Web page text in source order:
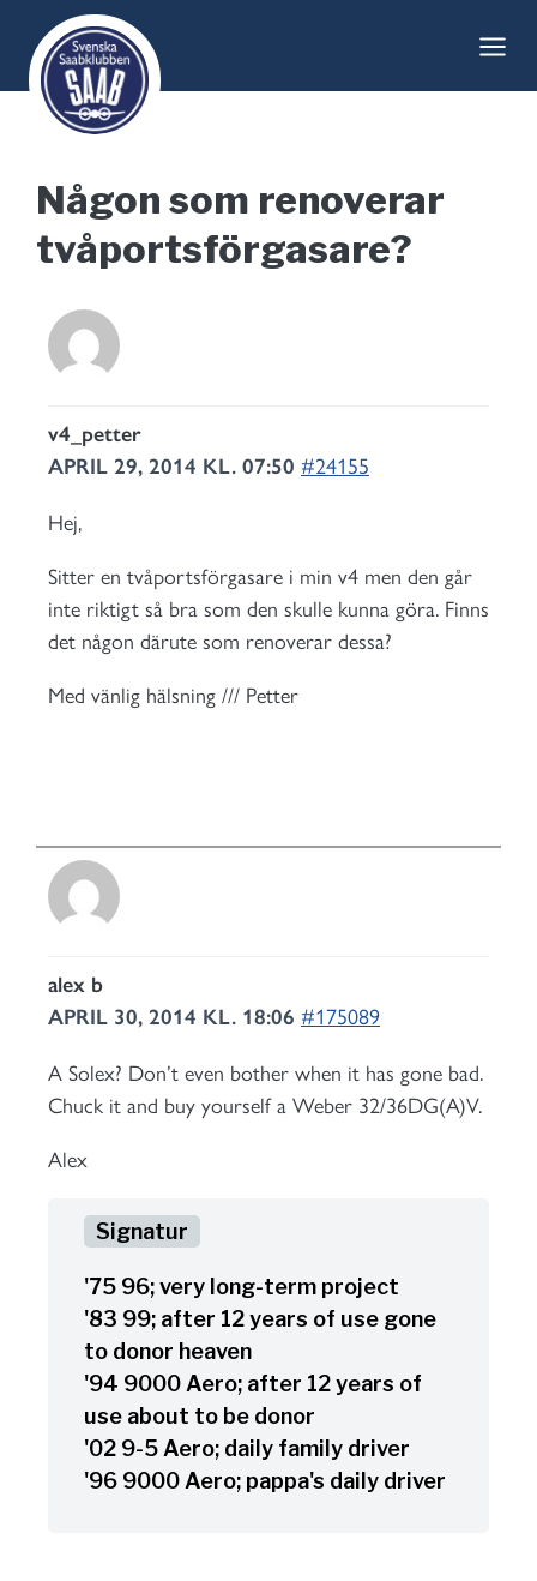
content
Någon som renoverar
tvåportsförgasare?
v4_petter
APRIL 29, 2014 KL. 07:50 #24155
Hej,
Sitter en tvåportsförgasare i min v4 men den går
inte riktigt så bra som den skulle kunna göra. Finns
det någon därute som renoverar dessa?
Med vänlig hälsning /// Petter
alex b
APRIL 30, 2014 KL. 18:06 #175089
A Solex? Don’t even bother when it has gone bad.
Chuck it and buy yourself a Weber 32/36DG(A)V.
Alex
'75 96; very long-term project
'83 99; after 12 years of use gone
to donor heaven
'94 9000 Aero; after 12 years of
use about to be donor
'02 9-5 Aero; daily family driver
'96 9000 Aero; pappa's daily driver